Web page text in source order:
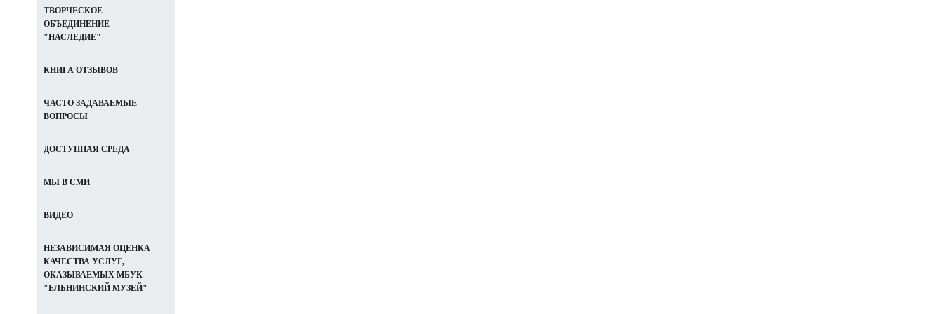
ТВОРЧЕСКОЕ
ОБЪЕДИНЕНИЕ
"НАСЛЕДИЕ"
КНИГА ОТЗЫВОВ
ЧАСТО ЗАДАВАЕМЫЕ
ВОПРОСЫ
ДОСТУПНАЯ СРЕДА
МЫ В СМИ
ВИДЕО
НЕЗАВИСИМАЯ ОЦЕНКА
КАЧЕСТВА УСЛУГ,
ОКАЗЫВАЕМЫХ МБУК
"ЕЛЬНИНСКИЙ МУЗЕЙ"